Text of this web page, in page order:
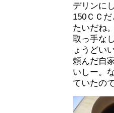
デリンに
150ＣＣ
たいだね
取っ手な
ょうどい
頼んだ自
いしー。
ていたの